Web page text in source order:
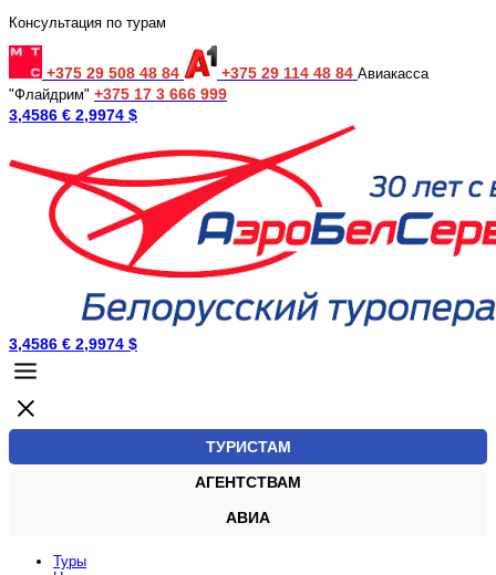
Консультация по турам
+375 29 508 48 84 +375 29 114 48 84 Авиакасса
"Флайдрим" +375 17 3 666 999
3,4586 € 2,9974 $
3,4586 € 2,9974 $
ТУРИСТАМ
АГЕНТСТВАМ
АВИА
Туры